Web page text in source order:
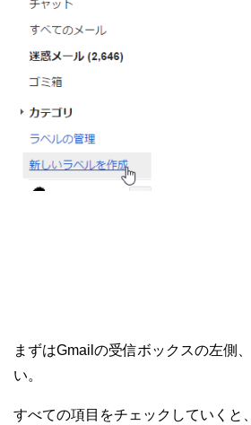
まずはGmailの受信ボックスの左側、
い。
すべての項目をチェックしていくと、